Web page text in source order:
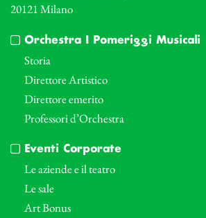
20121 Milano
Orchestra I Pomeriggi Musicali
Storia
Direttore Artistico
Direttore emerito
Professori d’Orchestra
Eventi Corporate
Le aziende e il teatro
Le sale
Art Bonus